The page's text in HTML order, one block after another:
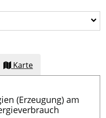
Karte
(Erzeugung) am